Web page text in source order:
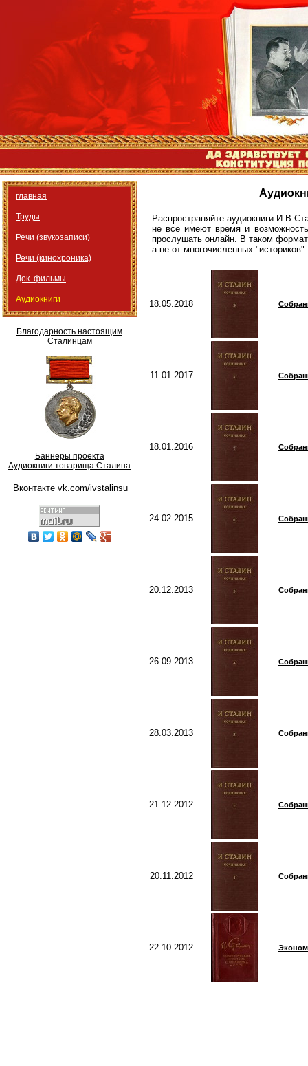
главная
Труды
Речи (звукозаписи)
Речи (кинохроника)
Док. фильмы
Аудиокниги
Благодарность настоящим
Cталинцам
Баннеры проекта
Аудиокниги товарища Сталина
Вконтакте vk.com/ivstalinsu
Распространяйте аудиокниги
не все имеют время и
прослушать онлайн. В таком
а не от многочисленных "историков".
18.05.2018
11.01.2017
18.01.2016
24.02.2015
20.12.2013
26.09.2013
28.03.2013
21.12.2012
20.11.2012
22.10.2012